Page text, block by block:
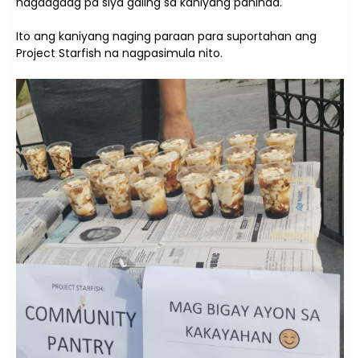
Ito ang kaniyang naging paraan para suportahan ang
Project Starfish na nagpasimula nito.